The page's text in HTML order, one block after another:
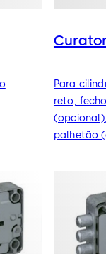
Para
reto,
palhetão